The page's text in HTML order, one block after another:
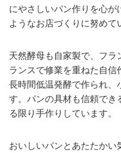
にやさしいパン作りを心が
ようなお店づくりに努めて
天然酵母も自家製で、フラ
ランスで修業を重ねた自信
長時間低温発酵で作られ、
す。パンの具材も信頼でき
る限り手作りしています。
おいしいパンとあたたかい